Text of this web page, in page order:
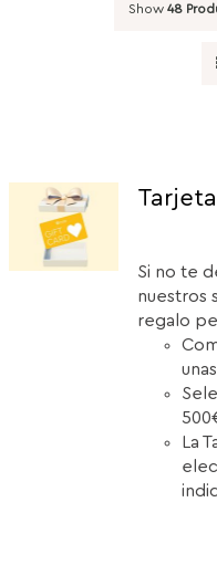
Show 48
Si no te
nuestros
regalo
La